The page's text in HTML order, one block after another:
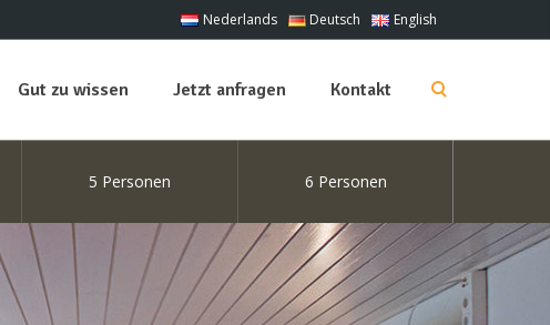
English
Deutsch
Nederlands
Gut zu wissen Jetzt anfragen Kontakt
5 Personen 6 Personen